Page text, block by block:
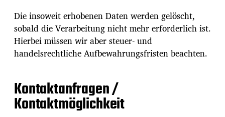
Die insoweit erhobenen Daten werden gelöscht,
sobald die Verarbeitung nicht mehr erforderlich ist.
Hierbei müssen wir aber steuer- und
handelsrechtliche Aufbewahrungsfristen beachten.
Kontaktanfragen /
Kontaktmöglichkeit